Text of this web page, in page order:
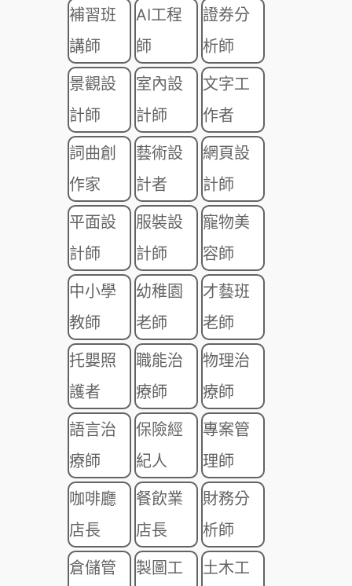
補習班
講師
AI工程
師
證券分
析師
景觀設
計師
室內設
計師
文字工
作者
詞曲創
作家
藝術設
計者
網頁設
計師
平面設
計師
服裝設
計師
寵物美
容師
中小學
教師
幼稚園
老師
才藝班
老師
托嬰照
護者
職能治
療師
物理治
療師
語言治
療師
保險經
紀人
專案管
理師
咖啡廳
店長
餐飲業
店長
財務分
析師
倉儲管
製圖工
土木工